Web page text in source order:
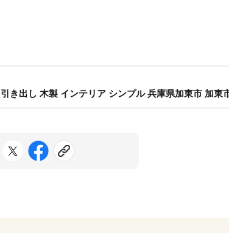
き出し 木製 インテリア シンプル 兵庫県加東市 加東